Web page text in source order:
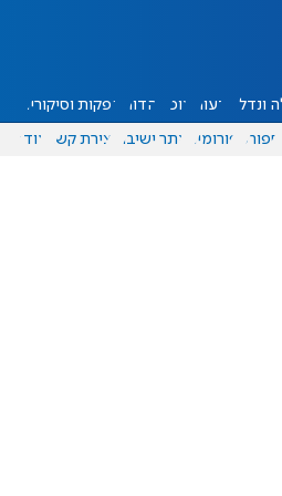
ונדל"ן דעות אוכל יהדות הפקות וסיקורים
ספורט פורומים אתר ישיבה יצירת קשר עוד